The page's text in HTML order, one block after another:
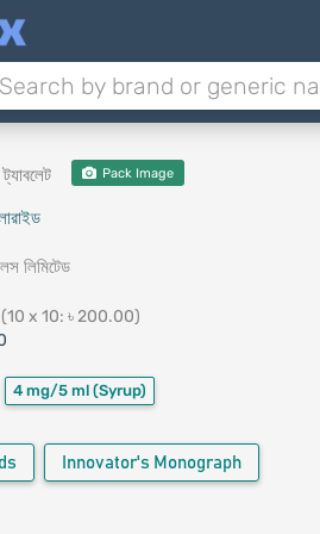
ট্যাবলেট Pack Image
লিমিটেড
(10 x 10: ৳ 200.00)
4 mg/5 ml (Syrup)
Innovator's Monograph